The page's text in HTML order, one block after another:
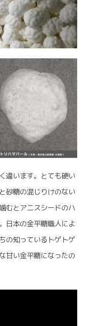
違います。とても硬い
砂糖の混じりけのない
むとアニスシードのハ
日本の金平糖職人によ
の知っているトゲトゲ
甘い金平糖になったの